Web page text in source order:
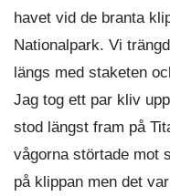
havet vid de branta
Nationalpark. Vi
längs med staketen
Jag tog ett par kliv
stod längst fram på
vågorna störtade mot
på klippan men det